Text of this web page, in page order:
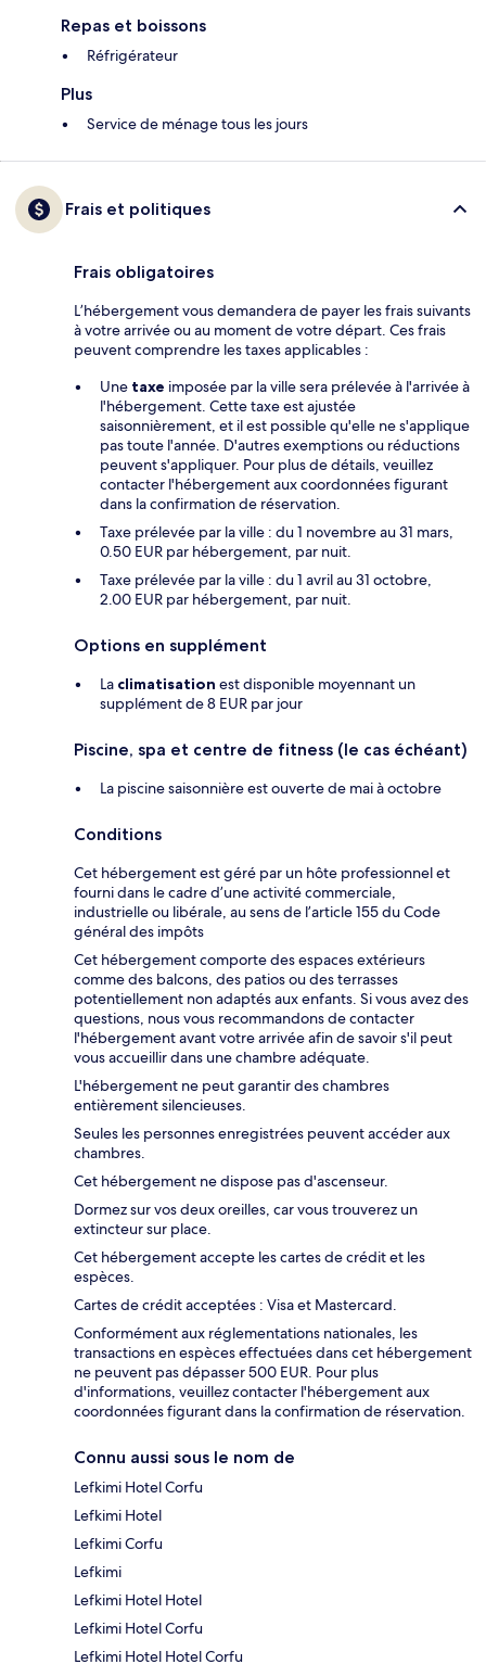
Repas et boissons
Réfrigérateur
Plus
Service de ménage tous les jours
Frais et politiques
Frais obligatoires
L’hébergement vous demandera de payer les frais suivants
à votre arrivée ou au moment de votre départ. Ces frais
peuvent comprendre les taxes applicables :
Une taxe imposée par la ville sera prélevée à l'arrivée à
l'hébergement. Cette taxe est ajustée
saisonnièrement, et il est possible qu'elle ne s'applique
pas toute l'année. D'autres exemptions ou réductions
peuvent s'appliquer. Pour plus de détails, veuillez
contacter l'hébergement aux coordonnées figurant
dans la confirmation de réservation.
Taxe prélevée par la ville : du 1 novembre au 31 mars,
0.50 EUR par hébergement, par nuit.
Taxe prélevée par la ville : du 1 avril au 31 octobre,
2.00 EUR par hébergement, par nuit.
Options en supplément
La climatisation est disponible moyennant un
supplément de 8 EUR par jour
Piscine, spa et centre de fitness (le cas échéant)
La piscine saisonnière est ouverte de mai à octobre
Conditions
Cet hébergement est géré par un hôte professionnel et
fourni dans le cadre d’une activité commerciale,
industrielle ou libérale, au sens de l’article 155 du Code
général des impôts
Cet hébergement comporte des espaces extérieurs
comme des balcons, des patios ou des terrasses
potentiellement non adaptés aux enfants. Si vous avez des
questions, nous vous recommandons de contacter
l'hébergement avant votre arrivée afin de savoir s'il peut
vous accueillir dans une chambre adéquate.
L'hébergement ne peut garantir des chambres
entièrement silencieuses.
Seules les personnes enregistrées peuvent accéder aux
chambres.
Cet hébergement ne dispose pas d'ascenseur.
Dormez sur vos deux oreilles, car vous trouverez un
extincteur sur place.
Cet hébergement accepte les cartes de crédit et les
espèces.
Cartes de crédit acceptées : Visa et Mastercard.
Conformément aux réglementations nationales, les
transactions en espèces effectuées dans cet hébergement
ne peuvent pas dépasser 500 EUR. Pour plus
d'informations, veuillez contacter l'hébergement aux
coordonnées figurant dans la confirmation de réservation.
Connu aussi sous le nom de
Lefkimi Hotel Corfu
Lefkimi Hotel
Lefkimi Corfu
Lefkimi
Lefkimi Hotel Hotel
Lefkimi Hotel Corfu
Lefkimi Hotel Hotel Corfu